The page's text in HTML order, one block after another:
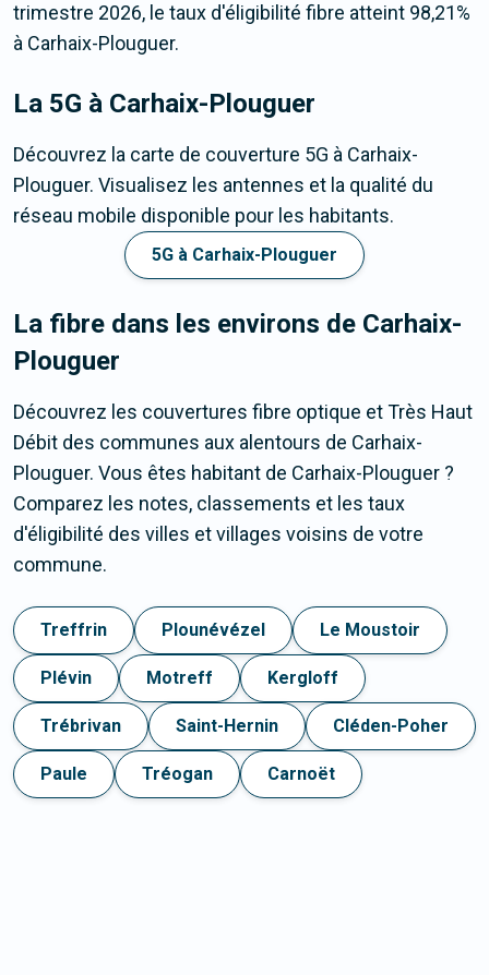
trimestre 2026, le taux d'éligibilité fibre atteint 98,21%
à Carhaix-Plouguer.
La 5G à Carhaix-Plouguer
Découvrez la carte de couverture 5G à Carhaix-
Plouguer. Visualisez les antennes et la qualité du
réseau mobile disponible pour les habitants.
5G à Carhaix-Plouguer
La fibre dans les environs de Carhaix-
Plouguer
Découvrez les couvertures fibre optique et Très Haut
Débit des communes aux alentours de Carhaix-
Plouguer. Vous êtes habitant de Carhaix-Plouguer ?
Comparez les notes, classements et les taux
d'éligibilité des villes et villages voisins de votre
commune.
Treffrin Plounévézel Le Moustoir
Plévin Motreff Kergloff
Trébrivan Saint-Hernin Cléden-Poher
Paule Tréogan Carnoët